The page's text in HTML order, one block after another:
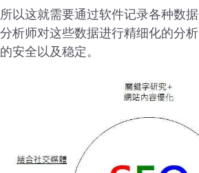
所以这就需要通过软件记录各种数
分析师对这些数据进行精细化的分
的安全以及稳定。